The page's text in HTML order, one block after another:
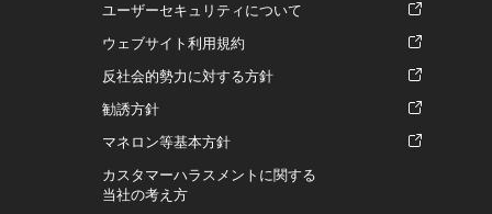
ユーザーセキュリティについて
ウェブサイト利用規約
反社会的勢力に対する方針
勧誘方針
マネロン等基本方針
カスタマーハラスメントに関する
当社の考え方